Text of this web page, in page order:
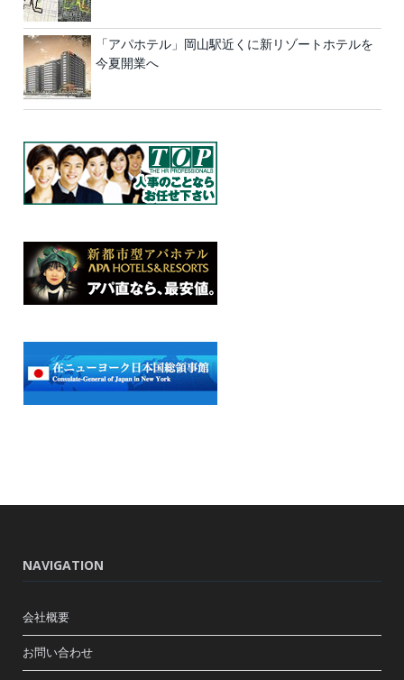
「アパホテル」岡山駅近くに新リゾートホテルを
今夏開業へ
NAVIGATION
会社概要
お問い合わせ